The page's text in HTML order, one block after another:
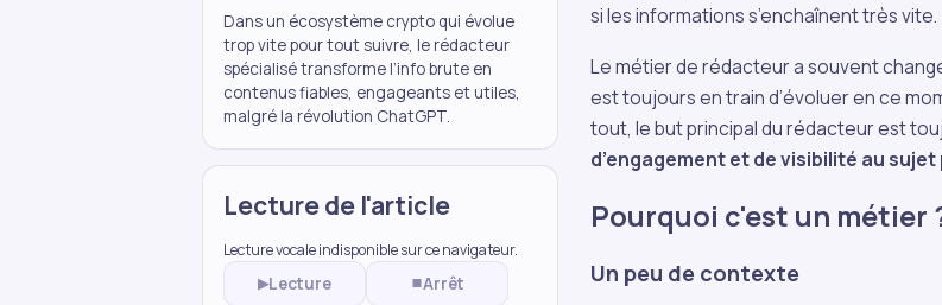
Dans un écosystème crypto qui évolue
trop vite pour tout suivre, le rédacteur
spécialisé transforme l’info brute en
contenus fiables, engageants et utiles,
malgré la révolution ChatGPT.
Lecture de l'article
Lecture vocale indisponible sur ce navigateur.
▶Lecture ⏹Arrêt
si les informations s’enchaînent très vite.
Le métier de rédacteur a souvent
est toujours en train d’évoluer en ce
tout, le but principal du rédacteur est
d’engagement et de visibilité au
Pourquoi c'est un métier
Un peu de contexte